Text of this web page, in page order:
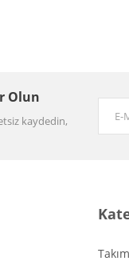
Olun
kaydedin,